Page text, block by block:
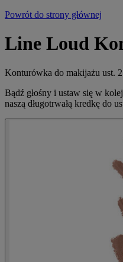
Powrót do strony głównej
Line Loud
Konturówka do makijażu ust.
Bądź głośny i ustaw się w
naszą długotrwałą kredkę do